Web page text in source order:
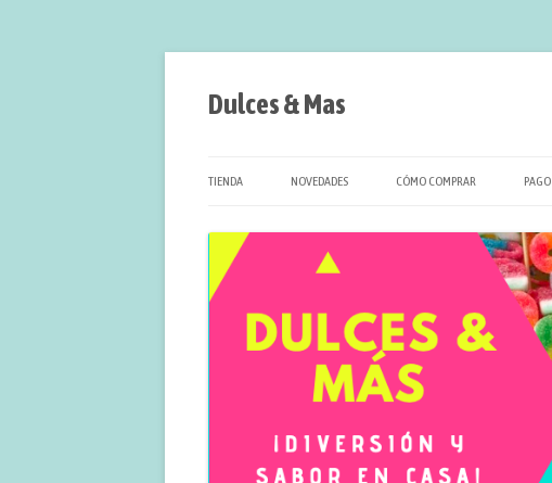
Saltar
contenido
Dulces & Mas
TIENDA NOVEDADES CÓMO COMPRAR PAGO